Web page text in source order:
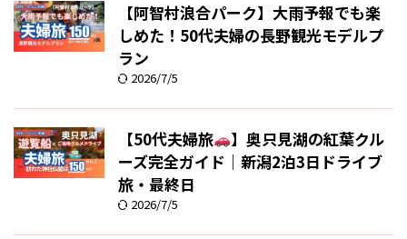
【阿智村浪合パーク】大雨予報でも楽
しめた！50代夫婦の長野観光モデルプ
ラン
2026/7/5
【50代夫婦旅
】奥只見湖の紅葉クル
ーズ完全ガイド｜新潟2泊3日ドライブ
旅・最終日
2026/7/5